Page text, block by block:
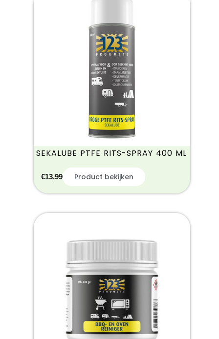
SEKALUBE PTFE RITS-SPRAY 400 ML
€13,99 Product bekijken